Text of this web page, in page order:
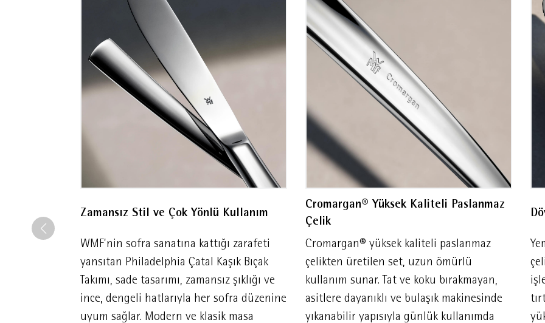
yüksek kaliteli paslanmaz çelik, Avrupa Birliği'nin 18/10 paslanmaz çelik
standartlarına uygun olarak üretilmiştir.
Zamansız Stil ve Çok Yönlü Kullanım
WMF'nin sofra sanatına kattığı zarafeti
yansıtan Philadelphia Çatal Kaşık Bıçak
Takımı, sade tasarımı, zamansız şıklığı ve
ince, dengeli hatlarıyla her sofra düzenine
uyum sağlar. Modern ve klasik masa
Cromargan® Yüksek Kaliteli Paslanmaz
Çelik
Cromargan® yüksek kaliteli paslanmaz
çelikten üretilen set, uzun ömürlü
kullanım sunar. Tat ve koku bırakmayan,
asitlere dayanıklı ve bulaşık makinesinde
yıkanabilir yapısıyla günlük kullanımda